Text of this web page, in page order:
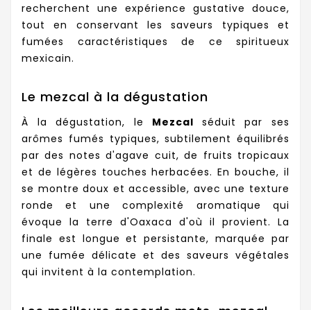
recherchent une expérience gustative douce,
tout en conservant les saveurs typiques et
fumées caractéristiques de ce spiritueux
mexicain.
Le mezcal à la dégustation
À la dégustation, le Mezcal séduit par ses
arômes fumés typiques, subtilement équilibrés
par des notes d'agave cuit, de fruits tropicaux
et de légères touches herbacées. En bouche, il
se montre doux et accessible, avec une texture
ronde et une complexité aromatique qui
évoque la terre d'Oaxaca d'où il provient. La
finale est longue et persistante, marquée par
une fumée délicate et des saveurs végétales
qui invitent à la contemplation.